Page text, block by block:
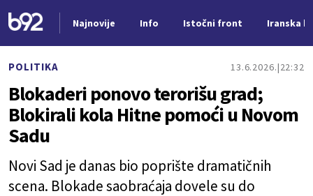
Najnovije Info Istočni front Iranska
POLITIKA 13.6.2026. 22:32
Blokaderi ponovo terorišu grad;
Blokirali kola Hitne pomoći u Novom
Sadu
Novi Sad je danas bio poprište dramatičnih
scena. Blokade saobraćaja dovele su do